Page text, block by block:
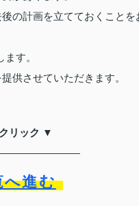
の計画を立てておくことを
す。
供させていただきます。
リック ▼
へ進む